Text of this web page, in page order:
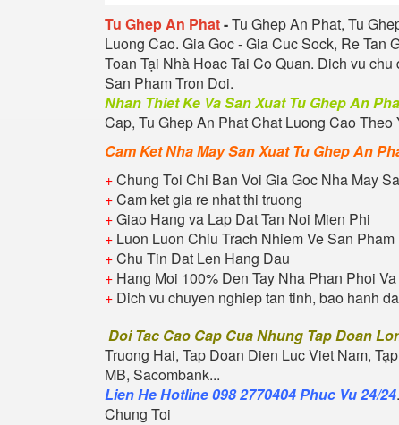
Tu Ghep An Phat-Tu Ghep An Phat, Tu
Luong Cao. Gia Goc - Gia Cuc Sock, Re Tan
Toan Tại Nhà Hoac Tai Co Quan. Dich vu
San Pham Tron Doi.
Nhan Thiet Ke Va San Xuat Tu Ghep An
Cap, Tu Ghep An PhatChat Luong Cao Theo
Cam Ket Nha May San Xuat Tu Ghep An
+Chung Toi Chi Ban Voi Gia Goc Nha May
+Cam ket gia re nhat thi truong
+Giao Hang va Lap Dat Tan Noi Mien Phi
+ Luon Luon Chiu Trach Nhiem Ve San Pham
+Chu Tin Dat Len Hang Dau
+ Hang Moi 100% Den Tay Nha Phan Phoi
+ Dich vu chuyen nghiep tan tinh, bao hanh
Doi Tac Cao Cap Cua Nhung Tap Doan
Truong Hai, Tap Doan Dien Luc Viet Nam,
MB, Sacombank...
Lien He Hotline 098 2770404 Phuc Vu 24/24
Chung Toi